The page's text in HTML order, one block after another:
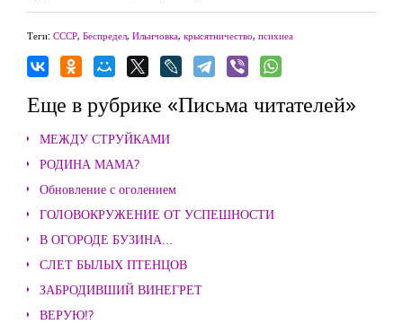
Теги: СССР, Беспредел, Ильичовка, крысятничество, психиеа
Еще в рубрике «Письма читателей»
МЕЖДУ СТРУЙКАМИ
РОДИНА МАМА?
Обновление с оголением
ГОЛОВОКРУЖЕНИЕ ОТ УСПЕШНОСТИ
В ОГОРОДЕ БУЗИНА...
СЛЕТ БЫЛЫХ ПТЕНЦОВ
ЗАБРОДИВШИЙ ВИНЕГРЕТ
ВЕРУЮ!?